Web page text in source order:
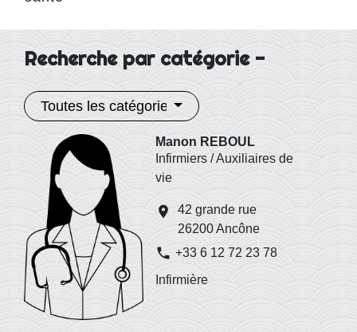
Recherche par catégorie -
Toutes les catégories
Manon REBOUL
Infirmiers / Auxiliaires de
vie
location_on
42 grande rue
26200 Ancône
phone +33 6 12 72 23 78
Infirmière